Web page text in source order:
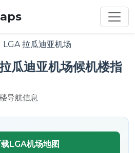
LGA 拉瓜迪亚机场
瓜迪亚机场候机楼指
导航信息
LGA机场地图